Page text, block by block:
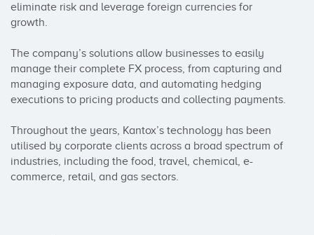
eliminate risk and leverage foreign currencies for
growth.
The company’s solutions allow businesses to easily
manage their complete FX process, from capturing and
managing exposure data, and automating hedging
executions to pricing products and collecting payments.
Throughout the years, Kantox’s technology has been
utilised by corporate clients across a broad spectrum of
industries, including the food, travel, chemical, e-
commerce, retail, and gas sectors.